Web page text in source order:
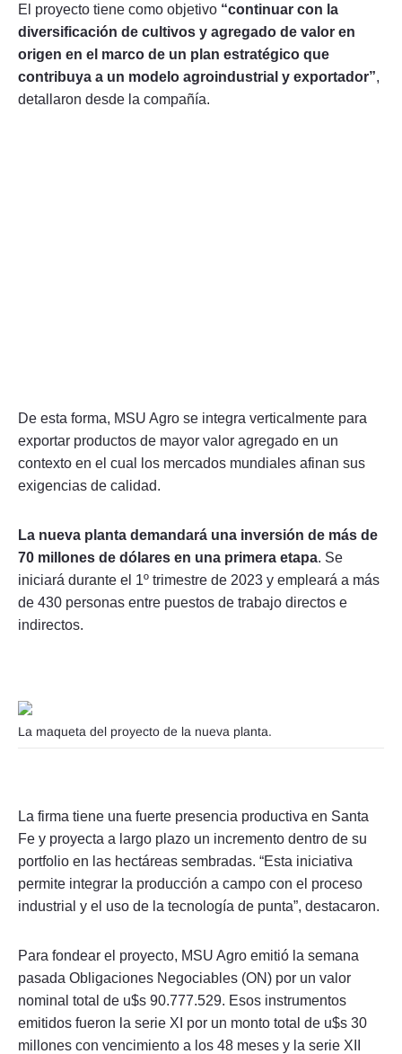
El proyecto tiene como objetivo “continuar con la
diversificación de cultivos y agregado de valor en
origen en el marco de un plan estratégico que
contribuya a un modelo agroindustrial y exportador”,
detallaron desde la compañía.
De esta forma, MSU Agro se integra verticalmente para
exportar productos de mayor valor agregado en un
contexto en el cual los mercados mundiales afinan sus
exigencias de calidad.
La nueva planta demandará una inversión de más de
70 millones de dólares en una primera etapa. Se
iniciará durante el 1º trimestre de 2023 y empleará a más
de 430 personas entre puestos de trabajo directos e
indirectos.
La maqueta del proyecto de la nueva planta.
La firma tiene una fuerte presencia productiva en Santa
Fe y proyecta a largo plazo un incremento dentro de su
portfolio en las hectáreas sembradas. “Esta iniciativa
permite integrar la producción a campo con el proceso
industrial y el uso de la tecnología de punta”, destacaron.
Para fondear el proyecto, MSU Agro emitió la semana
pasada Obligaciones Negociables (ON) por un valor
nominal total de u$s 90.777.529. Esos instrumentos
emitidos fueron la serie XI por un monto total de u$s 30
millones con vencimiento a los 48 meses y la serie XII